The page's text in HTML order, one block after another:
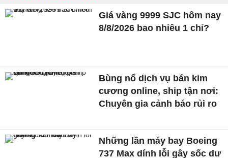
Giá vàng 9999 SJC hôm nay
8/8/2026 bao nhiêu 1 chỉ?
Bùng nổ dịch vụ bán kim
cương online, ship tận nơi:
Chuyên gia cảnh báo rủi ro
Những lần máy bay Boeing
737 Max dính lỗi gây sốc dư